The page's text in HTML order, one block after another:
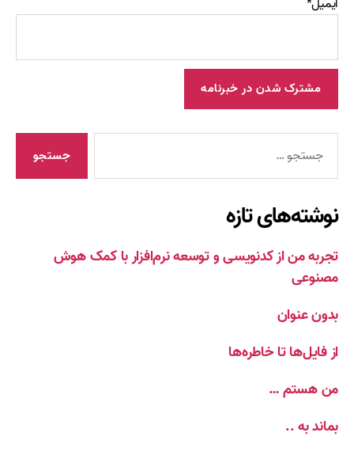
نوشته‌های تازه
تجربه من از کدنویسی و توسعه نرم‌افزار با کمک هوش
مصنوعی
بدون عنوان
از فایل‌ها تا خاطره‌ها
من هستم …
بماند به ..